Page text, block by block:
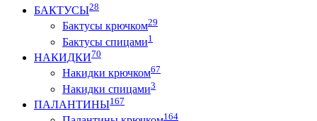
БАКТУСЫ28
Бактусы крючком29
Бактусы спицами1
НАКИДКИ70
Накидки крючком67
Накидки спицами3
ПАЛАНТИНЫ167
164